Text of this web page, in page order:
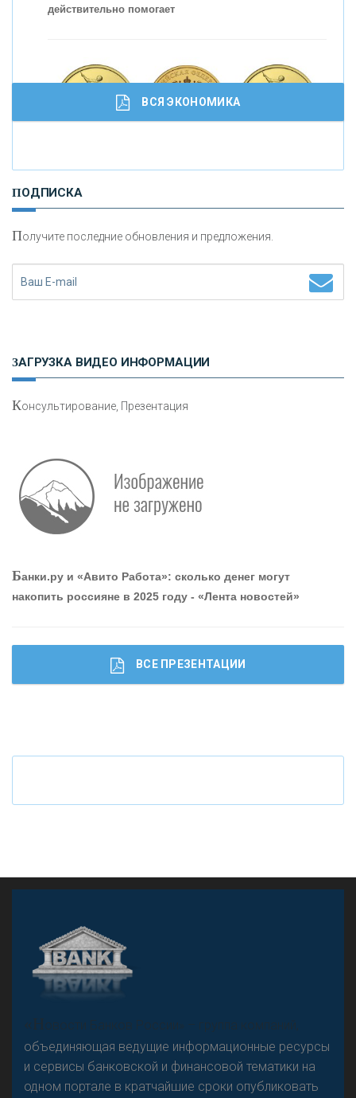
привлечь и удержать персонал - «Интервью»
Резкого разворота на рынке автокредитов не
действительно помогает
И
сохранения и увеличения капитала
Что будет с наличными деньгами при цифровом
ВСЯ ЭКОНОМИКА
ПОДПИСКА
Получите последние обновления и предложения.
ЗАГРУЗКА ВИДЕО ИНФОРМАЦИИ
Консультирование, Презентация
Банки.ру и «Авито Работа»: сколько денег могут
накопить россияне в 2025 году - «Лента новостей»
ВСЕ ПРЕЗЕНТАЦИИ
«Н
овости Банков России» – группа компаний,
объединяющая ведущие информационные ресурсы
и сервисы банковской и финансовой тематики на
одном портале в кратчайшие сроки опубликовать